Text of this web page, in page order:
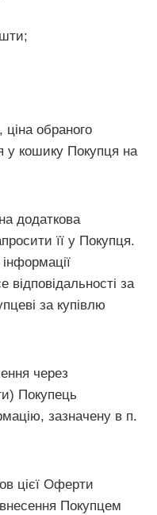
ціна обраного
у кошику Покупця на
додаткова
її у Покупця.
за
за купівлю
через
Покупець
зазначену в п.
цієї Оферти
Покупцем